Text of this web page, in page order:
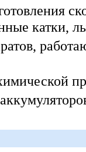
катки,